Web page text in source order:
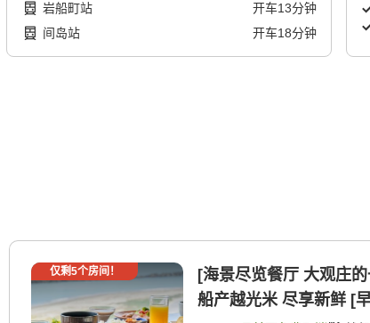
岩船町站
开车13分钟
间岛站
开车18分钟
仅剩5个房间！
[海景尽览餐厅 大观庄
船产越光米 尽享新鲜 [